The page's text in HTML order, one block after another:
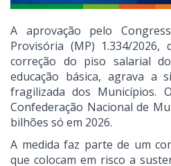
A aprovação pelo
Provisória (MP) 1.334/
correção do piso salarial
educação básica, agrava a
fragilizada dos Municípios.
Confederação Nacional de
bilhões só em 2026.
A medida faz parte de um
que colocam em risco a